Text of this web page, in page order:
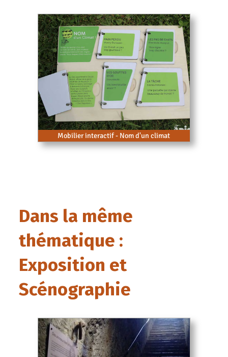
Mobilier interactif - Nom d'un climat
Dans la même
thématique :
Exposition et
Scénographie